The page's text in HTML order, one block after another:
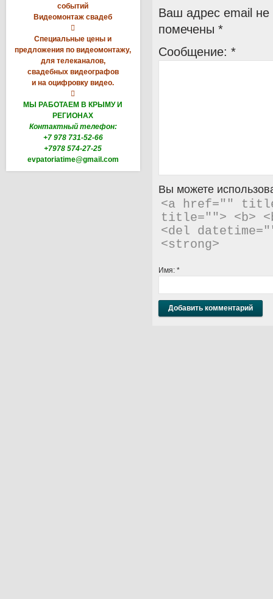
событий
Видеомонтаж свадеб

Специальные цены и
предложения по видеомонтажу,
для телеканалов,
свадебных видеографов
и на оцифровку видео.

МЫ РАБОТАЕМ В КРЫМУ И
РЕГИОНАХ
Контактный телефон:
+7 978 731-52-66
+7978 574-27-25
evpatoriatime@gmail.com
Ваш адрес email не
помечены *
Сообщение: *
Вы можете
<a href=""
title=""> <b>
<del
<strong>
Имя: *